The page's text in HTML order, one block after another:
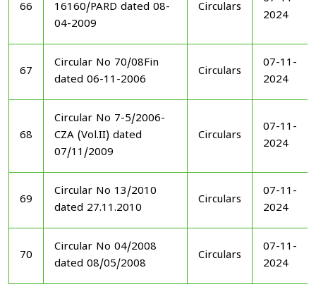
66
16160/PARD dated 08-
04-2009
Circulars
2024
67
Circular No 70/08Fin
dated 06-11-2006
Circulars
07-11-
2024
68
Circular No 7-5/2006-
CZA (Vol.II) dated
07/11/2009
Circulars
07-11-
2024
69
Circular No 13/2010
dated 27.11.2010
Circulars
07-11-
2024
70
Circular No 04/2008
dated 08/05/2008
Circulars
07-11-
2024